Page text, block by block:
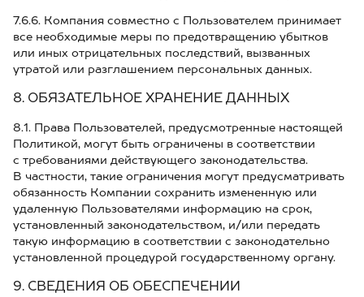
7.6.6. Компания совместно с Пользователем принимает
все необходимые меры по предотвращению убытков
или иных отрицательных последствий, вызванных
утратой или разглашением персональных данных.
8. ОБЯЗАТЕЛЬНОЕ ХРАНЕНИЕ ДАННЫХ
8.1. Права Пользователей, предусмотренные настоящей
Политикой, могут быть ограничены в соответствии
с требованиями действующего законодательства.
В частности, такие ограничения могут предусматривать
обязанность Компании сохранить измененную или
удаленную Пользователями информацию на срок,
установленный законодательством, и/или передать
такую информацию в соответствии с законодательно
установленной процедурой государственному органу.
9. СВЕДЕНИЯ ОБ ОБЕСПЕЧЕНИИ